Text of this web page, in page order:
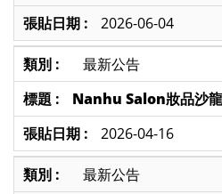
2026-06-04
最新公告
Nanhu Salon妝品沙龍
2026-04-16
最新公告